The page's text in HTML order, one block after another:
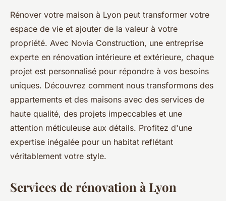
Rénover votre maison à Lyon peut transformer votre
espace de vie et ajouter de la valeur à votre
propriété. Avec Novia Construction, une entreprise
experte en rénovation intérieure et extérieure, chaque
projet est personnalisé pour répondre à vos besoins
uniques. Découvrez comment nous transformons des
appartements et des maisons avec des services de
haute qualité, des projets impeccables et une
attention méticuleuse aux détails. Profitez d'une
expertise inégalée pour un habitat reflétant
véritablement votre style.
Services de rénovation à Lyon